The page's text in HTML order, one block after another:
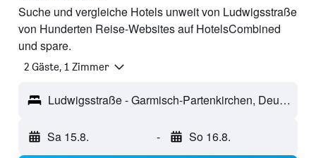
Suche und vergleiche Hotels unweit von Ludwigsstraße
von Hunderten Reise-Websites auf HotelsCombined
und spare.
2 Gäste, 1 Zimmer
Ludwigsstraße - Garmisch-Partenkirchen, Deutschland
Sa 15.8. - So 16.8.